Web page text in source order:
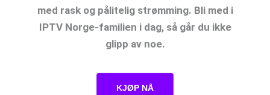
med rask og pålitelig strømming. Bli med i
IPTV Norge-familien i dag, så går du ikke
glipp av noe.
KJØP NÅ